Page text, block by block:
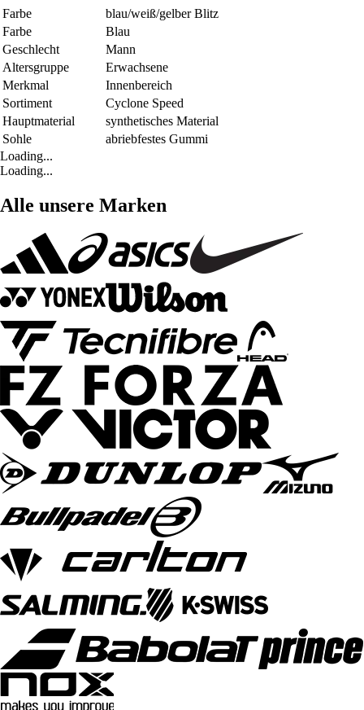
Farbe
blau/weiß/gelber Blitz
Farbe
Blau
Geschlecht
Mann
Altersgruppe
Erwachsene
Merkmal
Innenbereich
Sortiment
Cyclone Speed
Hauptmaterial
synthetisches Material
Sohle
abriebfestes Gummi
Loading...
Loading...
Alle unsere Marken